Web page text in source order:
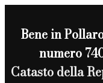
Bene in
numero
Catasto della